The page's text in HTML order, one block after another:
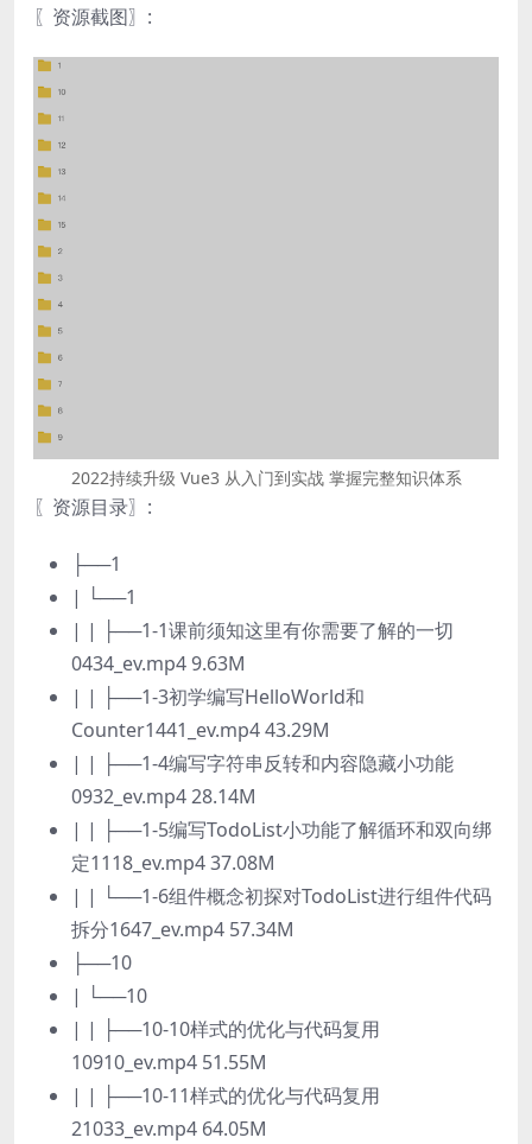
〖资源截图〗:
2022持续升级 Vue3 从入门到实战 掌握完整知识体系
〖资源目录〗:
├──1
| └──1
| | ├──1-1课前须知这里有你需要了解的一切
0434_ev.mp4 9.63M
| | ├──1-3初学编写HelloWorld和
Counter1441_ev.mp4 43.29M
| | ├──1-4编写字符串反转和内容隐藏小功能
0932_ev.mp4 28.14M
| | ├──1-5编写TodoList小功能了解循环和双向绑
定1118_ev.mp4 37.08M
| | └──1-6组件概念初探对TodoList进行组件代码
拆分1647_ev.mp4 57.34M
├──10
| └──10
| | ├──10-10样式的优化与代码复用
10910_ev.mp4 51.55M
| | ├──10-11样式的优化与代码复用
21033_ev.mp4 64.05M